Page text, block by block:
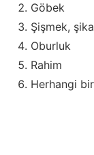
Göbek
Şişmek,
Oburluk
Rahim
Herhangi